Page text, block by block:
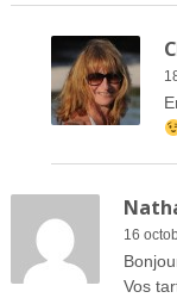
16
Vos